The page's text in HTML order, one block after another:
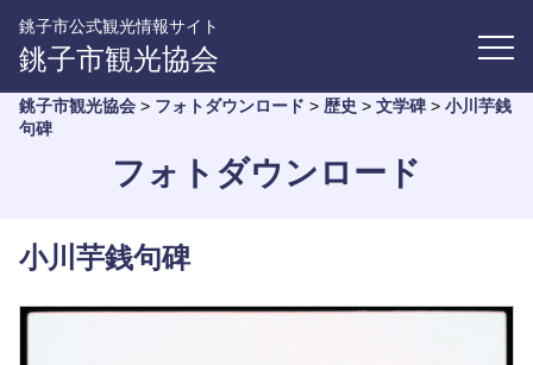
銚子市公式観光情報サイト
銚子市観光協会
銚子市観光協会 > フォトダウンロード > 歴史 > 文学碑 > 小川芋銭
句碑
フォトダウンロード
小川芋銭句碑